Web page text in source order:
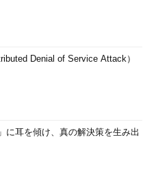
ーサネットのネットワーク上
威力を発揮する。
る。ホストの発見を行うまで
合はこのオプションを用いると
トの現場では、事前にある程
査対象がはっきりしている場
ズを省略することは多く見ら
Denial of Service Attack）
に耳を傾け、真の解決策を生み出